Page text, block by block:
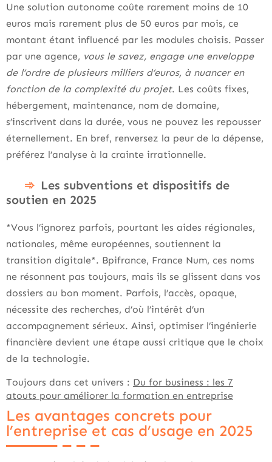
Une solution autonome coûte rarement moins de 10
euros mais rarement plus de 50 euros par mois, ce
montant étant influencé par les modules choisis. Passer
par une agence, vous le savez, engage une enveloppe
de l’ordre de plusieurs milliers d’euros, à nuancer en
fonction de la complexité du projet. Les coûts fixes,
hébergement, maintenance, nom de domaine,
s’inscrivent dans la durée, vous ne pouvez les repousser
éternellement. En bref, renversez la peur de la dépense,
préférez l’analyse à la crainte irrationnelle.
Les subventions et dispositifs de
soutien en 2025
*Vous l’ignorez parfois, pourtant les aides régionales,
nationales, même européennes, soutiennent la
transition digitale*. Bpifrance, France Num, ces noms
ne résonnent pas toujours, mais ils se glissent dans vos
dossiers au bon moment. Parfois, l’accès, opaque,
nécessite des recherches, d’où l’intérêt d’un
accompagnement sérieux. Ainsi, optimiser l’ingénierie
financière devient une étape aussi critique que le choix
de la technologie.
Toujours dans cet univers : Du for business : les 7
atouts pour améliorer la formation en entreprise
Les avantages concrets pour
l’entreprise et cas d’usage en 2025